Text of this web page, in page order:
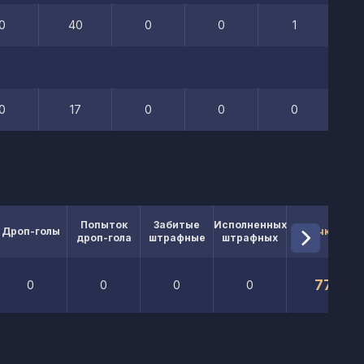
40 0 0 1
17 0 0 0
Дроп-голы
Попыток
дроп-гола
Забитые
штрафные
Исполненных
штрафных
Очки
0 0 0 0 77